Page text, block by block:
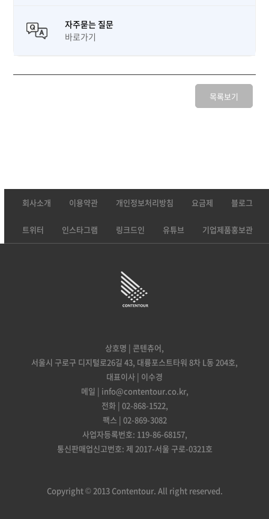
자주묻는 질문
바로가기
목록보기
회사소개 이용약관 개인정보처리방침 요금제 블로그
트위터 인스타그램 링크드인 유튜브 기업제품홍보관
상호명 | 콘텐츄어,
서울시 구로구 디지털로26길 43, 대륭포스트타워 8차 L동 204호,
대표이사 | 이수경
메일 | info@contentour.co.kr,
전화 | 02-868-1522,
팩스 | 02-869-3082
사업자등록번호: 119-86-68157,
통신판매업신고번호: 제 2017-서울 구로-0321호
Copyright © 2013 Contentour. All right reserved.